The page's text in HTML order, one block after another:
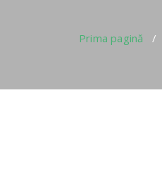
Prima pagină /